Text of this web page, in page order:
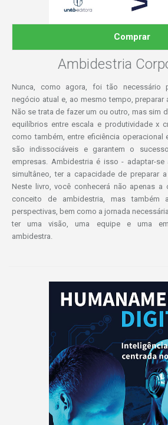
Comprar
Ambidestria
Nunca, como agora, foi tão necessário
negócio atual e, ao mesmo tempo, preparar
Não se trata de fazer um ou outro, mas sim
equilíbrios entre escala e produtividade x
como também, entre eficiência operacional
são indissociáveis e garantem o
empresas. Ambidestria é isso - adaptar-
simultâneo, ter a capacidade de preparar
Neste livro, você conhecerá não apenas
conceito de ambidestria, mas também
perspectivas, bem como a jornada
ter uma visão, uma equipe e uma
ambidestra.